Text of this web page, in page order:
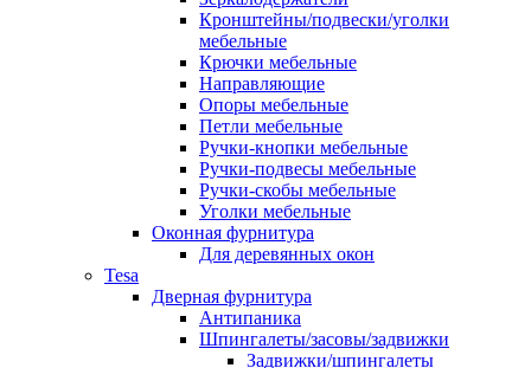
Кронштейны/подвески/уголки
мебельные
Крючки мебельные
Направляющие
Опоры мебельные
Петли мебельные
Ручки-кнопки мебельные
Ручки-подвесы мебельные
Ручки-скобы мебельные
Уголки мебельные
Оконная фурнитура
Для деревянных окон
Tesa
Дверная фурнитура
Антипаника
Шпингалеты/засовы/задвижки
Задвижки/шпингалеты